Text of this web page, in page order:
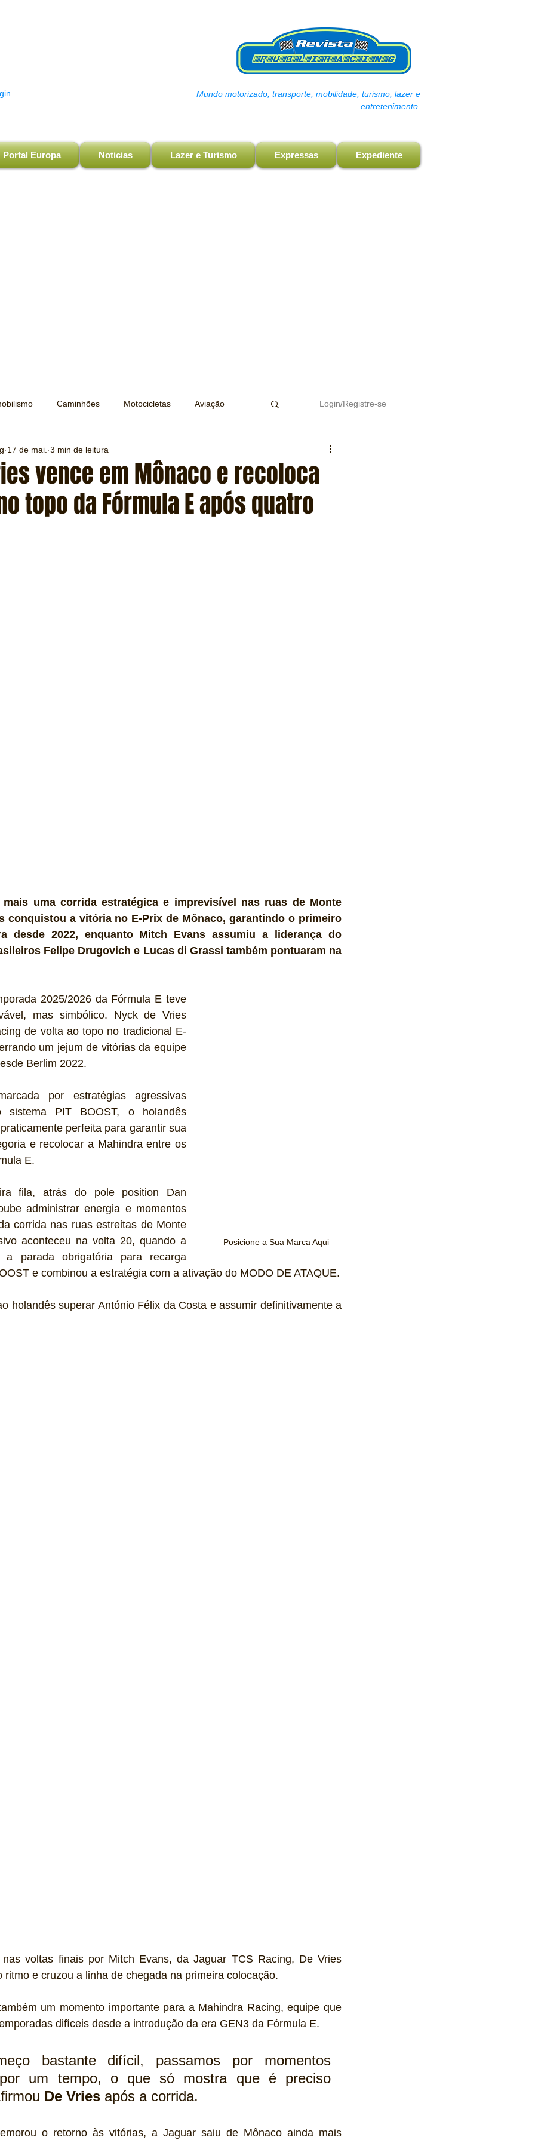
Mundo motorizado, transporte, mobilidade, turismo, lazer e
entretenimento
Portal Europa Noticias Lazer e Turismo Expressas Expediente
Caminhões Motocicletas Aviação
Transporte Trens e Metrô
Testes e Comparativos Máquinas e Equipamentos
Login/Registre-se
vence em Mônaco e recoloca
topo da Fórmula E após quatro
17 de mai. 3 min de leitura
5 estrelas.
uma corrida estratégica e imprevisível nas ruas de Monte
conquistou a vitória no E-Prix de Mônaco, garantindo o primeiro
desde 2022, enquanto Mitch Evans assumiu a liderança do
Felipe Drugovich e Lucas di Grassi também pontuaram na
Posicione a Sua Marca Aqui
2025/2026 da Fórmula E teve
mas simbólico. Nyck de Vries
de volta ao topo no tradicional E-
um jejum de vitórias da equipe
Berlim 2022.
por estratégias agressivas
sistema PIT BOOST, o holandês
perfeita para garantir sua
e recolocar a Mahindra entre os
E.
fila, atrás do pole position Dan
administrar energia e momentos
corrida nas ruas estreitas de Monte
aconteceu na volta 20, quando a
a parada obrigatória para recarga
e combinou a estratégia com a ativação do MODO DE ATAQUE.
holandês superar António Félix da Costa e assumir definitivamente a
nas voltas finais por Mitch Evans, da Jaguar TCS Racing, De Vries
ritmo e cruzou a linha de chegada na primeira colocação.
um momento importante para a Mahindra Racing, equipe que
difíceis desde a introdução da era GEN3 da Fórmula E.
bastante difícil, passamos por momentos
por um tempo, o que só mostra que é preciso
De Vries após a corrida.
o retorno às vitórias, a Jaguar saiu de Mônaco ainda mais